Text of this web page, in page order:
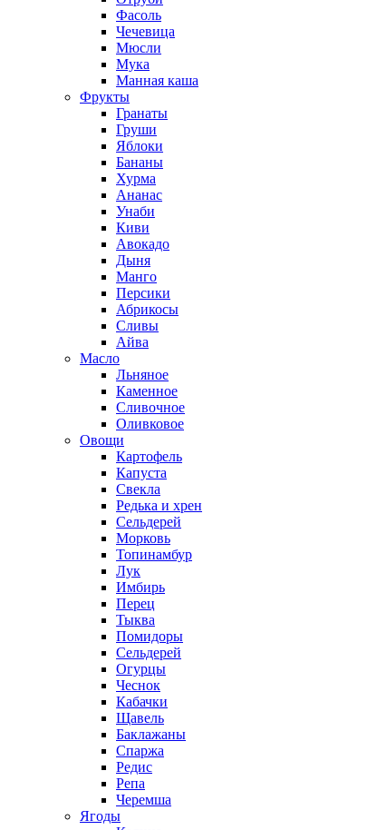
Фасоль
Чечевица
Мюсли
Мука
Манная каша
Фрукты
Гранаты
Груши
Яблоки
Бананы
Хурма
Ананас
Унаби
Киви
Авокадо
Дыня
Манго
Персики
Абрикосы
Сливы
Айва
Масло
Льняное
Каменное
Сливочное
Оливковое
Овощи
Картофель
Капуста
Свекла
Редька и хрен
Сельдерей
Морковь
Топинамбур
Лук
Имбирь
Перец
Тыква
Помидоры
Сельдерей
Огурцы
Чеснок
Кабачки
Щавель
Баклажаны
Спаржа
Редис
Репа
Черемша
Ягоды